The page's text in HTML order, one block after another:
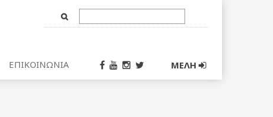
Input
ΕΠΙΚΟΙΝΩΝΙΑ ΜΕΛΗ